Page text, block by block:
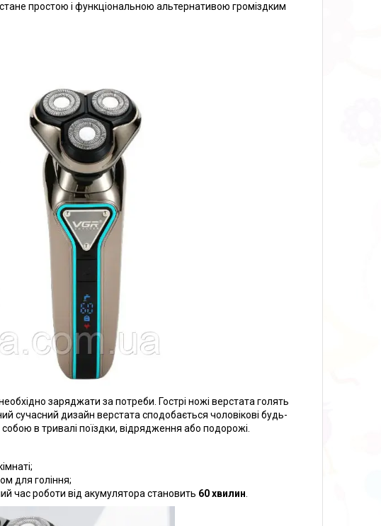
простою і функціональною альтернативою громіздким
заряджати за потреби. Гострі ножі верстата голять
сучасний дизайн верстата сподобається чоловікові будь-
собою в тривалі поїздки, відрядження або подорожі.
для гоління;
час роботи від акумулятора становить 60 хвилин.